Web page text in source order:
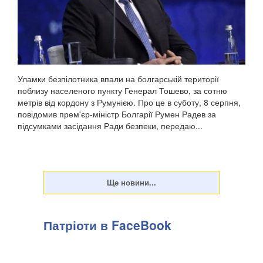
Уламки безпілотника впали на болгарській території
поблизу населеного пункту Генерал Тошево, за сотню
метрів від кордону з Румунією. Про це в суботу, 8 серпня,
повідомив прем'єр-міністр Болгарії Румен Радев за
підсумками засідання Ради безпеки, передаю...
Патріоти в FaceBook